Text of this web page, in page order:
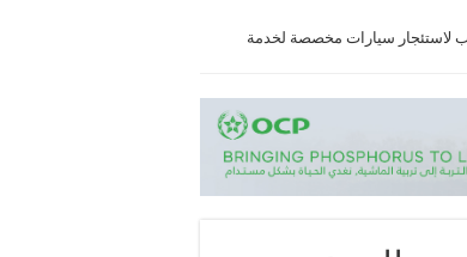
لاستئجار سيارات مخصصة لخدمة